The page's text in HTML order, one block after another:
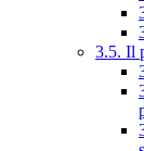
3.5. Il